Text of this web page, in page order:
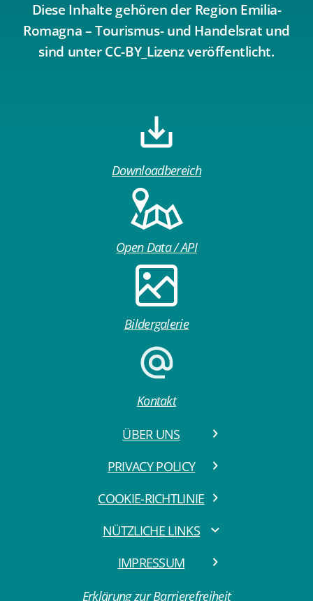
Diese Inhalte gehören der Region Emilia-
Romagna – Tourismus- und Handelsrat und
sind unter CC-BY_Lizenz veröffentlicht.
Downloadbereich
Open Data / API
Bildergalerie
Kontakt
ÜBER UNS
PRIVACY POLICY
COOKIE-RICHTLINIE
NÜTZLICHE LINKS
IMPRESSUM
Erklärung zur Barrierefreiheit